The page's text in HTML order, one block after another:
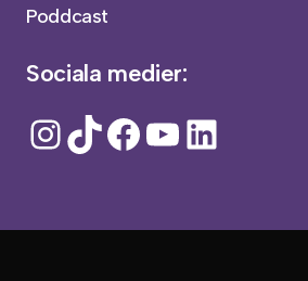
Poddcast
Sociala medier:
Instagram
TikTok
Facebook
YouTube
LinkedIn